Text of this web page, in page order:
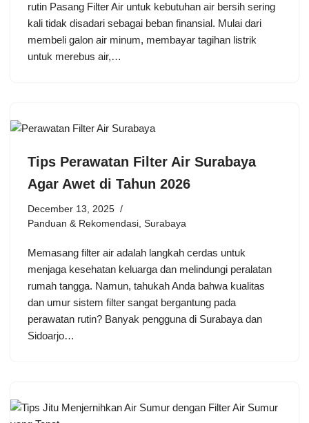
rutin Pasang Filter Air untuk kebutuhan air bersih sering
kali tidak disadari sebagai beban finansial. Mulai dari
membeli galon air minum, membayar tagihan listrik
untuk merebus air,…
Tips Perawatan Filter Air Surabaya
Agar Awet di Tahun 2026
December 13, 2025
Panduan & Rekomendasi, Surabaya
Memasang filter air adalah langkah cerdas untuk
menjaga kesehatan keluarga dan melindungi peralatan
rumah tangga. Namun, tahukah Anda bahwa kualitas
dan umur sistem filter sangat bergantung pada
perawatan rutin? Banyak pengguna di Surabaya dan
Sidoarjo…